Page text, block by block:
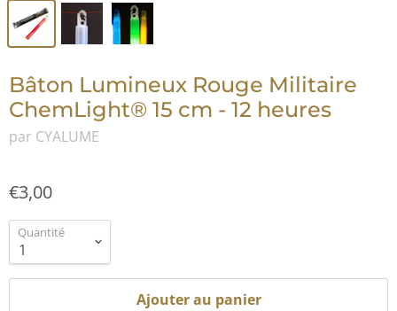
Bâton Lumineux Rouge Militaire
ChemLight® 15 cm - 12 heures
par CYALUME
€3,00
Quantité
Ajouter au panier